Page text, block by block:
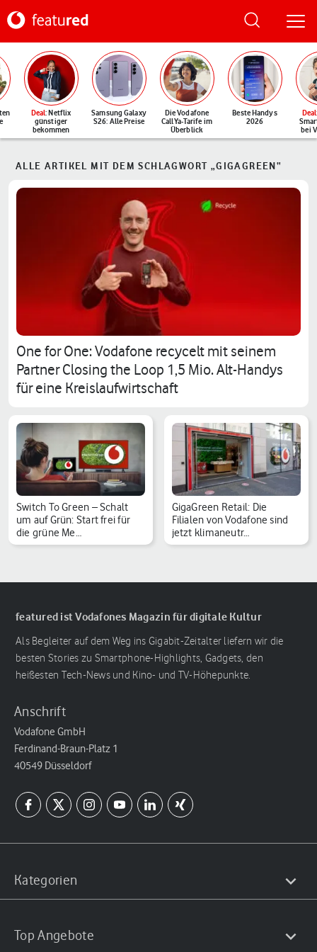
Deal: Netflix
günstiger
bekommen
Samsung Galaxy
S26: Alle Preise
Die Vodafone
CallYa-Tarife im
Überblick
Beste Handys
2026
Deal
bei
ALLE ARTIKEL MIT DEM SCHLAGWORT „GIGAGREEN“
One for One: Vodafone recycelt mit seinem
Partner Closing the Loop 1,5 Mio. Alt-Handys
für eine Kreislaufwirtschaft
Switch To Green – Schalt
um auf Grün: Start frei für
die grüne Me…
GigaGreen Retail: Die
Filialen von Vodafone sind
jetzt klimaneutr…
featured ist Vodafones Magazin für digitale Kultur
Als Begleiter auf dem Weg ins Gigabit-Zeitalter liefern wir die
besten Stories zu Smartphone-Highlights, Gadgets, den
heißesten Tech-News und Kino- und TV-Höhepunkte.
Anschrift
Vodafone GmbH
Ferdinand-Braun-Platz 1
40549 Düsseldorf
Kategorien
Top Angebote